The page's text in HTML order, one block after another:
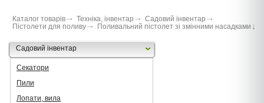
Каталог товарів Техніка, інвентар
Садовий інвентар
Пістолети для поливу
Поливальний пістолет зі змінними насадками
Садовий інвентар
Секатори
Пили
Лопати, вила